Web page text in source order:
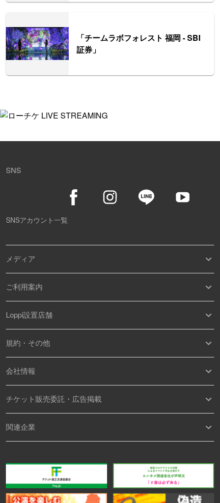
「チームラボフォレスト 福岡 - SBI
証券」
SNS
SNSアカウント一覧
メディア
ご利用案内
Loppi設置店舗
規約・その他
会社情報
チケット販売委託・広告掲載
関連企業